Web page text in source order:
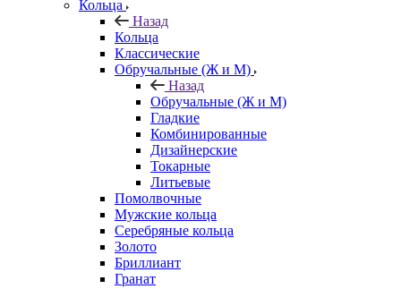
Кольца
Назад
Кольца
Классические
Обручальные (Ж и М)
Назад
Обручальные (Ж и М)
Гладкие
Комбинированные
Дизайнерские
Токарные
Литьевые
Помолвочные
Мужские кольца
Серебряные кольца
Золото
Бриллиант
Гранат